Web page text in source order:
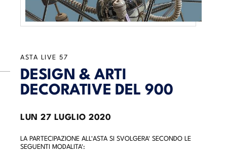
ASTA LIVE 57
DESIGN & ARTI
DECORATIVE DEL 900
LUN 27 LUGLIO 2020
LA PARTECIPAZIONE ALL'ASTA SI SVOLGERA' SECONDO LE
SEGUENTI MODALITA':